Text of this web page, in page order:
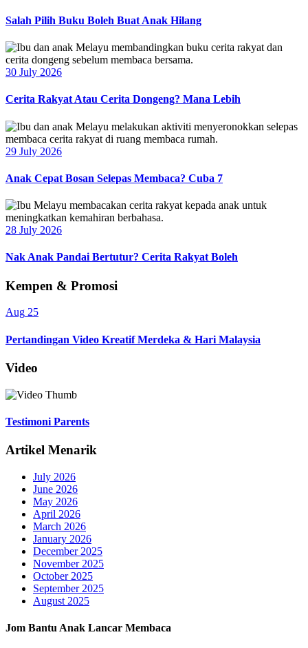
Salah Pilih Buku Boleh Buat Anak Hilang
30 July 2026
Cerita Rakyat Atau Cerita Dongeng? Mana Lebih
29 July 2026
Anak Cepat Bosan Selepas Membaca? Cuba 7
28 July 2026
Nak Anak Pandai Bertutur? Cerita Rakyat Boleh
Kempen & Promosi
Aug 25
Pertandingan Video Kreatif Merdeka & Hari Malaysia
Video
Testimoni Parents
Artikel Menarik
July 2026
June 2026
May 2026
April 2026
March 2026
January 2026
December 2025
November 2025
October 2025
September 2025
August 2025
Jom Bantu Anak Lancar Membaca